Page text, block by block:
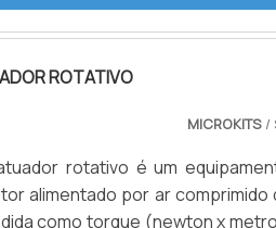
ROTATIVO
MICROKITS /
rotativo é um
alimentado por ar
como torque (newton x